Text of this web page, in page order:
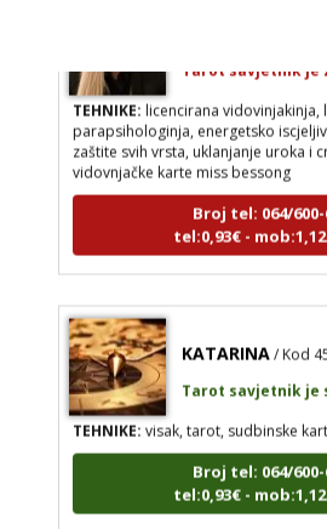
TEHNIKE:licencirana vidovinjakinja,
parapsihologinja, energetsko
zaštite svih vrsta, uklanjanje uroka i
vidovnjačke karte miss bessong
Broj tel: 064/600-
tel:0,93€ -
TEHNIKE:visak, tarot, sudbinske karte
Broj tel: 064/600-
tel:0,93€ -